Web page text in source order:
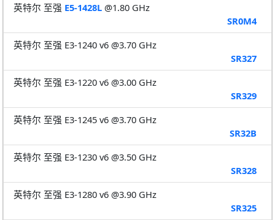
英特尔 至强 E5-1428L @1.80 GHz
SR0M4
英特尔 至强 E3-1240 v6 @3.70 GHz
SR327
英特尔 至强 E3-1220 v6 @3.00 GHz
SR329
英特尔 至强 E3-1245 v6 @3.70 GHz
SR32B
英特尔 至强 E3-1230 v6 @3.50 GHz
SR328
英特尔 至强 E3-1280 v6 @3.90 GHz
SR325